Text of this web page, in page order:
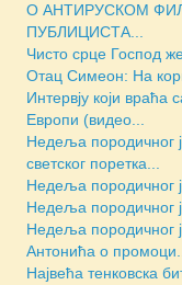
О АНТИРУСКОМ
ПУБЛИЦИСТА...
Чисто срце Господ
Отац Симеон: На
Интервју који враћа
Европи (видео...
Недеља породичног
светског поретка...
Недеља породичног
Недеља породичног
Недеља породичног
Антонића о
Највећа тенковска